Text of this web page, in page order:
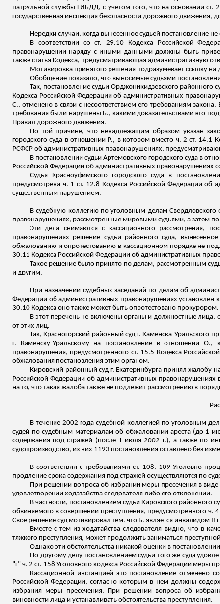
патрульной службы ГИБДД, с учетом того, что на основании ст.
государственная инспекция безопасности дорожного
Нередки случаи, когда вынесенное судьей постановление
В соответствии со ст. 29.10 Кодекса Российской
правонарушении наряду с иными данными должны быть
также статья Кодекса, предусматривающая административную
Мотивировка принятого решения подразумевает ссылку на
Обобщение показало, что выносимые судьями
Так, постановление судьи Орджоникидзевского районного
Кодекса Российской Федерации об административных
С., отменено в связи с несоответствием его требованиям
требования были нарушены Б., какими доказательствами это
Правил дорожного движения.
По той причине, что ненадлежащим образом указан
городского суда в отношении Р., в котором вместо ч. 2 ст. 14.1
РСФСР об административных правонарушениях,
В постановлении судьи Артемовского городского суда в
Российской Федерации об административных правонарушениях
Судья Красноуфимского городского суда в
предусмотрена ч. 1 ст. 12.8 Кодекса Российской Федерации об
существенным нарушением.
В судебную коллегию по уголовным делам Свердловского
правонарушениях, рассмотренные мировыми судьями, а затем
Эти дела снимаются с кассационного рассмотрения,
правонарушениях решение судьи районного суда,
обжалованию и опротестованию в кассационном порядке не
30.11 Кодекса Российской Федерации об административных
Такое решение было принято по делам, рассмотренным
и другим.
При назначении судебных заседаний по делам об
Федерации об административных правонарушениях установлен
30.10 Кодекса оно также может быть опротестовано прокурором.
В этот перечень не включены органы и должностные
от этих лиц.
Так, Красногорский районный суд г. Каменска-
г. Каменску-Уральскому на постановление в отношении О.,
правонарушения, предусмотренного ст. 15.5 Кодекса
обжалования постановления этим органом.
Кировский районный суд г. Екатеринбурга принял жалобу
Российской Федерации об административных
на то, что такая жалоба также не подлежит рассмотрению в
В течение 2002 года судебной коллегией по уголовным
судей по судебным материалам об обжаловании ареста (до 1
содержания под стражей (после 1 июля 2002 г.), а также по
судопроизводство, из них 1193 постановления оставлено без
В соответствии с требованиями ст. 108, 109 Уголовно-
продление срока содержания под стражей осуществляются по
При решении вопроса об избрании меры пресечения в
удовлетворении ходатайства следователя либо его отклонении.
В частности, постановлением судьи Кировского районного
обвиняемого в совершении преступления, предусмотренного ч.
Свое решение суд мотивировал тем, что Б. является инвалидом
Вместе с тем из ходатайства следователя видно, что в
тяжкого преступления, может продолжить заниматься
Однако эти обстоятельства никакой оценки в
По другому делу постановлением судьи того же суда
"г" ч. 2 ст. 158 Уголовного кодекса Российской Федерации меры
Кассационной инстанцией это постановление отменено
Российской Федерации, согласно которым в нем должны
избрания меры пресечения. При решении вопроса об
виновности лица и устанавливать обстоятельства преступления.